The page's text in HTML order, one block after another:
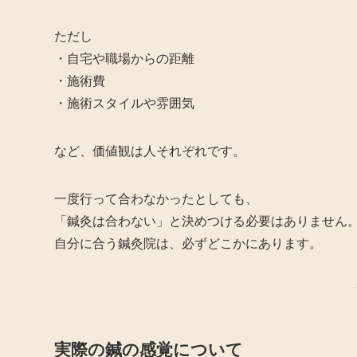
ただし
・自宅や職場からの距離
・施術費
・施術スタイルや雰囲気
など、価値観は人それぞれです。
一度行って合わなかったとしても、
「鍼灸は合わない」と決めつける必要はありません
自分に合う鍼灸院は、必ずどこかにあります。
実際の鍼の感覚について